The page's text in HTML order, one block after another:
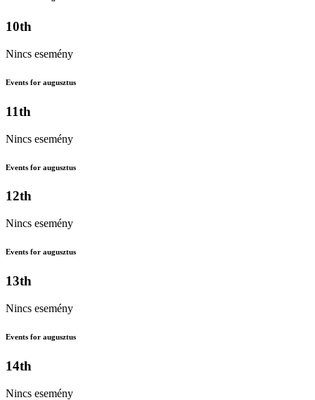
10th
Nincs esemény
Events for augusztus
11th
Nincs esemény
Events for augusztus
12th
Nincs esemény
Events for augusztus
13th
Nincs esemény
Events for augusztus
14th
Nincs esemény